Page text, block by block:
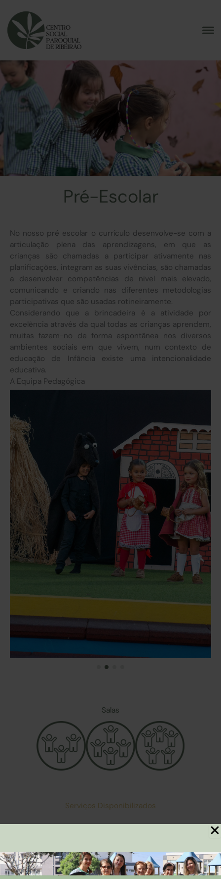
content
Pré-Escolar
No nosso pré escolar o currículo desenvolve-se com a
articulação plena das aprendizagens, em que as
crianças são chamadas a participar ativamente nas
planificações, integram as suas vivências, são chamadas
a desenvolver competências de nivel mais elevado,
comunicando e criando nas diferentes metodologias
participativas que são usadas rotineiramente.
Considerando que a brincadeira é a atividade por
excelência através da qual todas as crianças aprendem,
muitas fazem-no de forma espontânea nos diversos
ambientes sociais em que vivem, num contexto de
educação de Infância existe uma intencionalidade
educativa.
A Equipa Pedagógica
Salas
Serviços Disponibilizados